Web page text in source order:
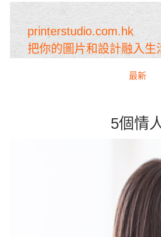
printerstudio.com.hk
把你的圖片和設計融入生
最新
5個情